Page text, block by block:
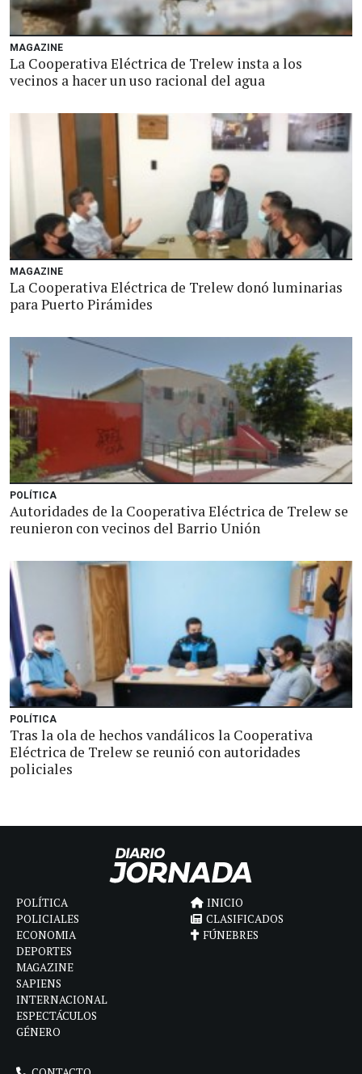
MAGAZINE
La Cooperativa Eléctrica de Trelew insta a los
vecinos a hacer un uso racional del agua
MAGAZINE
La Cooperativa Eléctrica de Trelew donó luminarias
para Puerto Pirámides
POLÍTICA
Autoridades de la Cooperativa Eléctrica de Trelew se
reunieron con vecinos del Barrio Unión
POLÍTICA
Tras la ola de hechos vandálicos la Cooperativa
Eléctrica de Trelew se reunió con autoridades
policiales
POLÍTICA
POLICIALES
ECONOMIA
DEPORTES
MAGAZINE
SAPIENS
INTERNACIONAL
ESPECTÁCULOS
GÉNERO
INICIO
CLASIFICADOS
FÚNEBRES